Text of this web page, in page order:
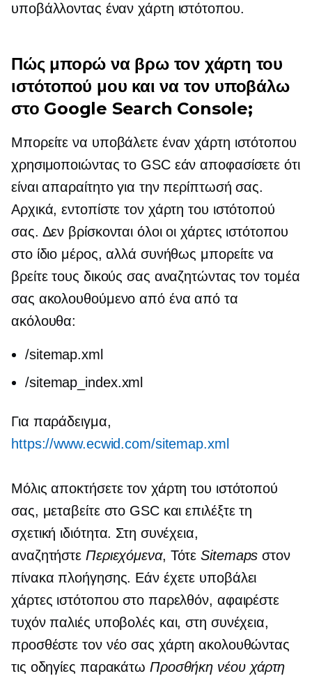
υποβάλλοντας έναν χάρτη ιστότοπου.
Πώς μπορώ να βρω τον χάρτη του
ιστότοπού μου και να τον υποβάλω
στο Google Search Console;
Μπορείτε να υποβάλετε έναν χάρτη ιστότοπου
χρησιμοποιώντας το GSC εάν αποφασίσετε ότι
είναι απαραίτητο για την περίπτωσή σας.
Αρχικά, εντοπίστε τον χάρτη του ιστότοπού
σας. Δεν βρίσκονται όλοι οι χάρτες ιστότοπου
στο ίδιο μέρος, αλλά συνήθως μπορείτε να
βρείτε τους δικούς σας αναζητώντας τον τομέα
σας ακολουθούμενο από ένα από τα
ακόλουθα:
/sitemap.xml
/sitemap_index.xml
Για παράδειγμα,
https://www.ecwid.com/sitemap.xml
Μόλις αποκτήσετε τον χάρτη του ιστότοπού
σας, μεταβείτε στο GSC και επιλέξτε τη
σχετική ιδιότητα. Στη συνέχεια,
αναζητήστε Περιεχόμενα, ΤότεSitemaps στον
πίνακα πλοήγησης. Εάν έχετε υποβάλει
χάρτες ιστότοπου στο παρελθόν, αφαιρέστε
τυχόν παλιές υποβολές και, στη συνέχεια,
προσθέστε τον νέο σας χάρτη ακολουθώντας
τις οδηγίες παρακάτω Προσθήκη νέου χάρτη